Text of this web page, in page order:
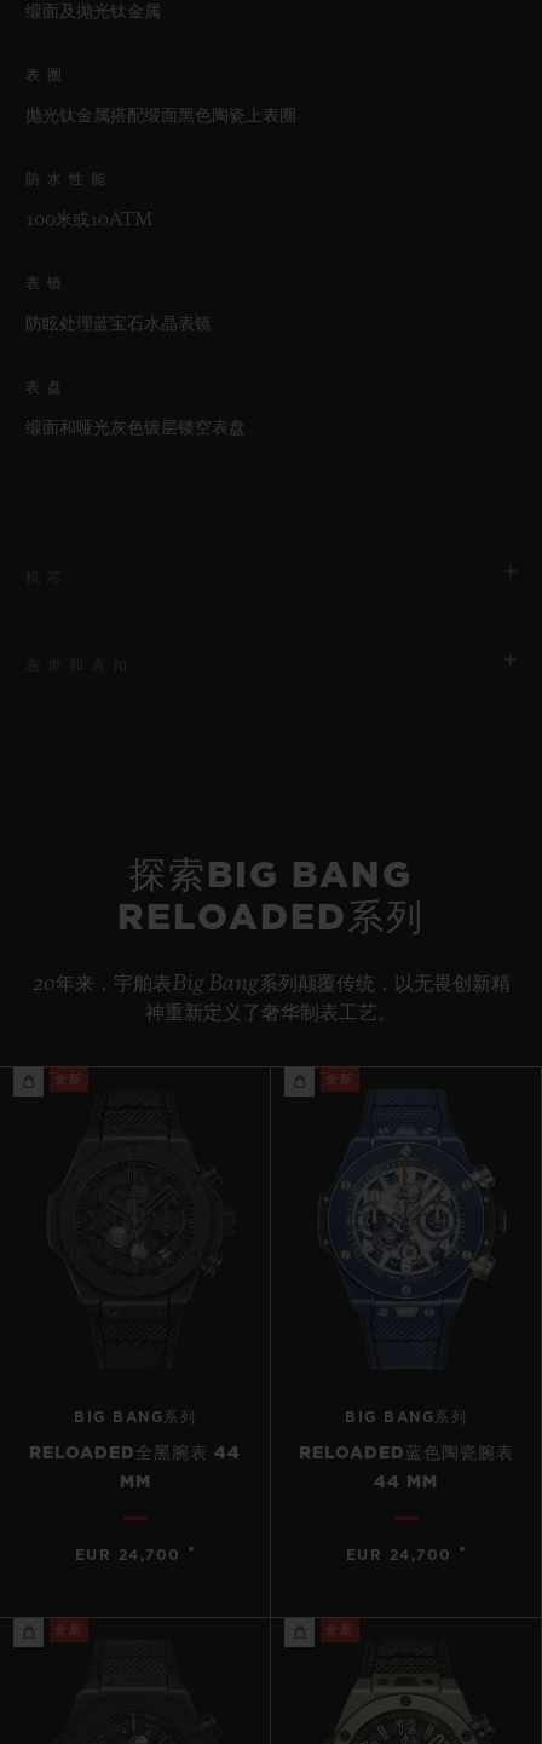
缎面及抛光钛金属
表圈
抛光钛金属搭配缎面黑色陶瓷上表圈
防水性能
100米或10ATM
表镜
防眩处理蓝宝石水晶表镜
表盘
缎面和哑光灰色镀层镂空表盘
探索BIG BANG
RELOADED系列
20年来，宇舶表Big Bang系列颠覆传统，以无畏创新精
神重新定义了奢华制表工艺。
全新
BIG BANG系列
RELOADED全黑腕表 44
MM
EUR 24,700 •
全新
BIG BANG系列
RELOADED蓝色陶瓷腕表
44 MM
EUR 24,700 •
全新 全新